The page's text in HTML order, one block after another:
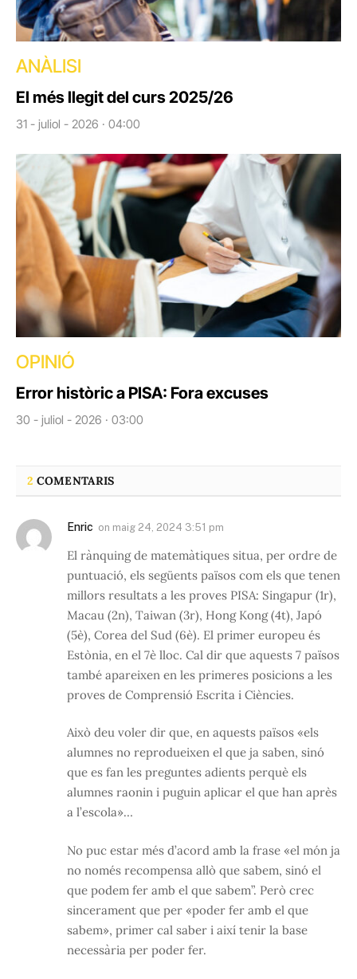
ANÀLISI
El més llegit del curs 2025/26
31 - juliol - 2026 · 04:00
OPINIÓ
Error històric a PISA: Fora excuses
30 - juliol - 2026 · 03:00
2 COMENTARIS
Enric on maig 24, 2024 3:51 pm
El rànquing de matemàtiques situa, per ordre de
puntuació, els següents països com els que tenen
millors resultats a les proves PISA: Singapur (1r),
Macau (2n), Taiwan (3r), Hong Kong (4t), Japó
(5è), Corea del Sud (6è). El primer europeu és
Estònia, en el 7è lloc. Cal dir que aquests 7 països
també apareixen en les primeres posicions a les
proves de Comprensió Escrita i Ciències.
Això deu voler dir que, en aquests països «els
alumnes no reprodueixen el que ja saben, sinó
que es fan les preguntes adients perquè els
alumnes raonin i puguin aplicar el que han après
a l’escola»…
No puc estar més d’acord amb la frase «el món ja
no només recompensa allò que sabem, sinó el
que podem fer amb el que sabem”. Però crec
sincerament que per «poder fer amb el que
sabem», primer cal saber i així tenir la base
necessària per poder fer.